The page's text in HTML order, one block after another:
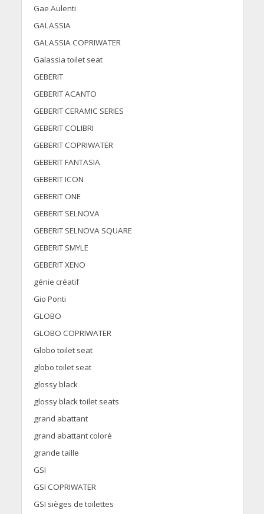
Gae Aulenti
GALASSIA
GALASSIA COPRIWATER
Galassia toilet seat
GEBERIT
GEBERIT ACANTO
GEBERIT CERAMIC SERIES
GEBERIT COLIBRI
GEBERIT COPRIWATER
GEBERIT FANTASIA
GEBERIT ICON
GEBERIT ONE
GEBERIT SELNOVA
GEBERIT SELNOVA SQUARE
GEBERIT SMYLE
GEBERIT XENO
génie créatif
Gio Ponti
GLOBO
GLOBO COPRIWATER
Globo toilet seat
globo toilet seat
glossy black
glossy black toilet seats
grand abattant
grand abattant coloré
grande taille
GSI
GSI COPRIWATER
GSI sièges de toilettes